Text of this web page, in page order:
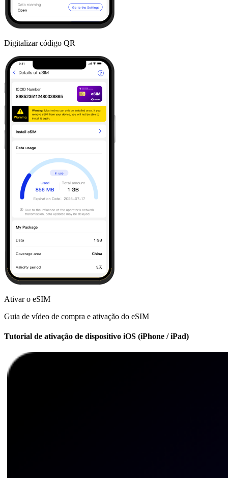
Digitalizar código QR
Ativar o eSIM
Guia de vídeo de compra e ativação do eSIM
Tutorial de ativação de dispositivo iOS (iPhone / iPad)